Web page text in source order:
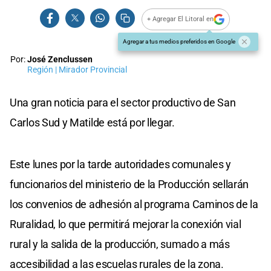
+ Agregar El Litoral en
Agregar a tus medios preferidos en Google
Por:José Zenclussen
Región | Mirador Provincial
Una gran noticia para el sector productivo de San
Carlos Sud y Matilde está por llegar.
Este lunes por la tarde autoridades comunales y
funcionarios del ministerio de la Producción sellarán
los convenios de adhesión al programa Caminos de la
Ruralidad, lo que permitirá mejorar la conexión vial
rural y la salida de la producción, sumado a más
accesibilidad a las escuelas rurales de la zona.